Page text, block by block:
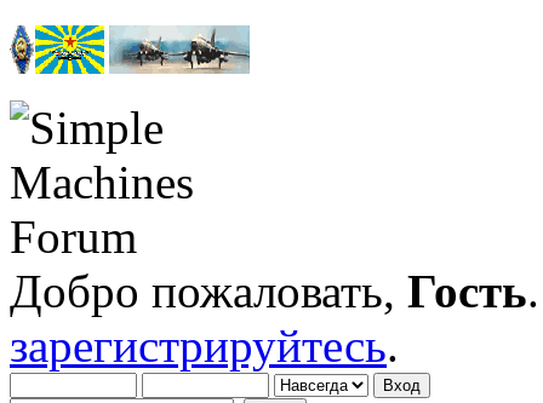
Добро пожаловать, Гость
зарегистрируйтесь.